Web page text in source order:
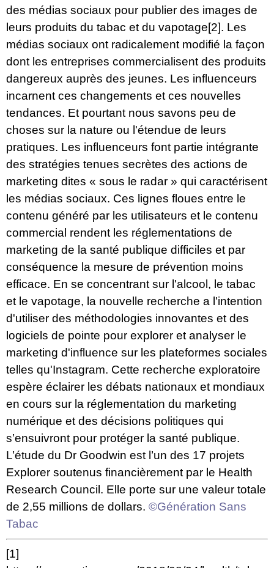
des médias sociaux pour publier des images de
leurs produits du tabac et du vapotage[2]. Les
médias sociaux ont radicalement modifié la façon
dont les entreprises commercialisent des produits
dangereux auprès des jeunes. Les influenceurs
incarnent ces changements et ces nouvelles
tendances. Et pourtant nous savons peu de
choses sur la nature ou l'étendue de leurs
pratiques. Les influenceurs font partie intégrante
des stratégies tenues secrètes des actions de
marketing dites « sous le radar » qui caractérisent
les médias sociaux. Ces lignes floues entre le
contenu généré par les utilisateurs et le contenu
commercial rendent les réglementations de
marketing de la santé publique difficiles et par
conséquence la mesure de prévention moins
efficace. En se concentrant sur l'alcool, le tabac
et le vapotage, la nouvelle recherche a l'intention
d'utiliser des méthodologies innovantes et des
logiciels de pointe pour explorer et analyser le
marketing d'influence sur les plateformes sociales
telles qu'Instagram. Cette recherche exploratoire
espère éclairer les débats nationaux et mondiaux
en cours sur la réglementation du marketing
numérique et des décisions politiques qui
s’ensuivront pour protéger la santé publique.
L’étude du Dr Goodwin est l’un des 17 projets
Explorer soutenus financièrement par le Health
Research Council. Elle porte sur une valeur totale
de 2,55 millions de dollars. ©Génération Sans
Tabac
[1]